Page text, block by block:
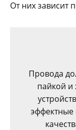
От них зависит
Провода
пайкой и
эффектные